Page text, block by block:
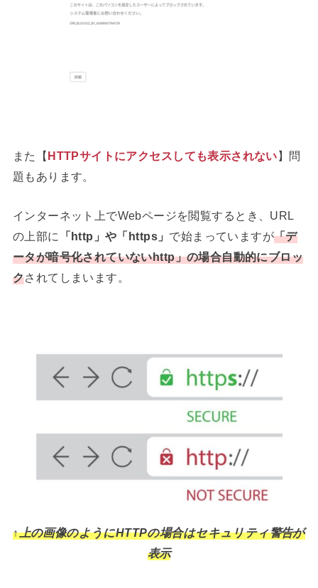
また【HTTPサイトにアクセスしても表示されない】問
題もあります。
インターネット上でWebページを閲覧するとき、URL
の上部に
「http」や「https」 で始まっていますが「デ
ータが暗号化されていないhttp」の場合自動的にブロッ
クされてしまいます。
↑上の画像のようにHTTPの場合はセキュリティ警告が
表示